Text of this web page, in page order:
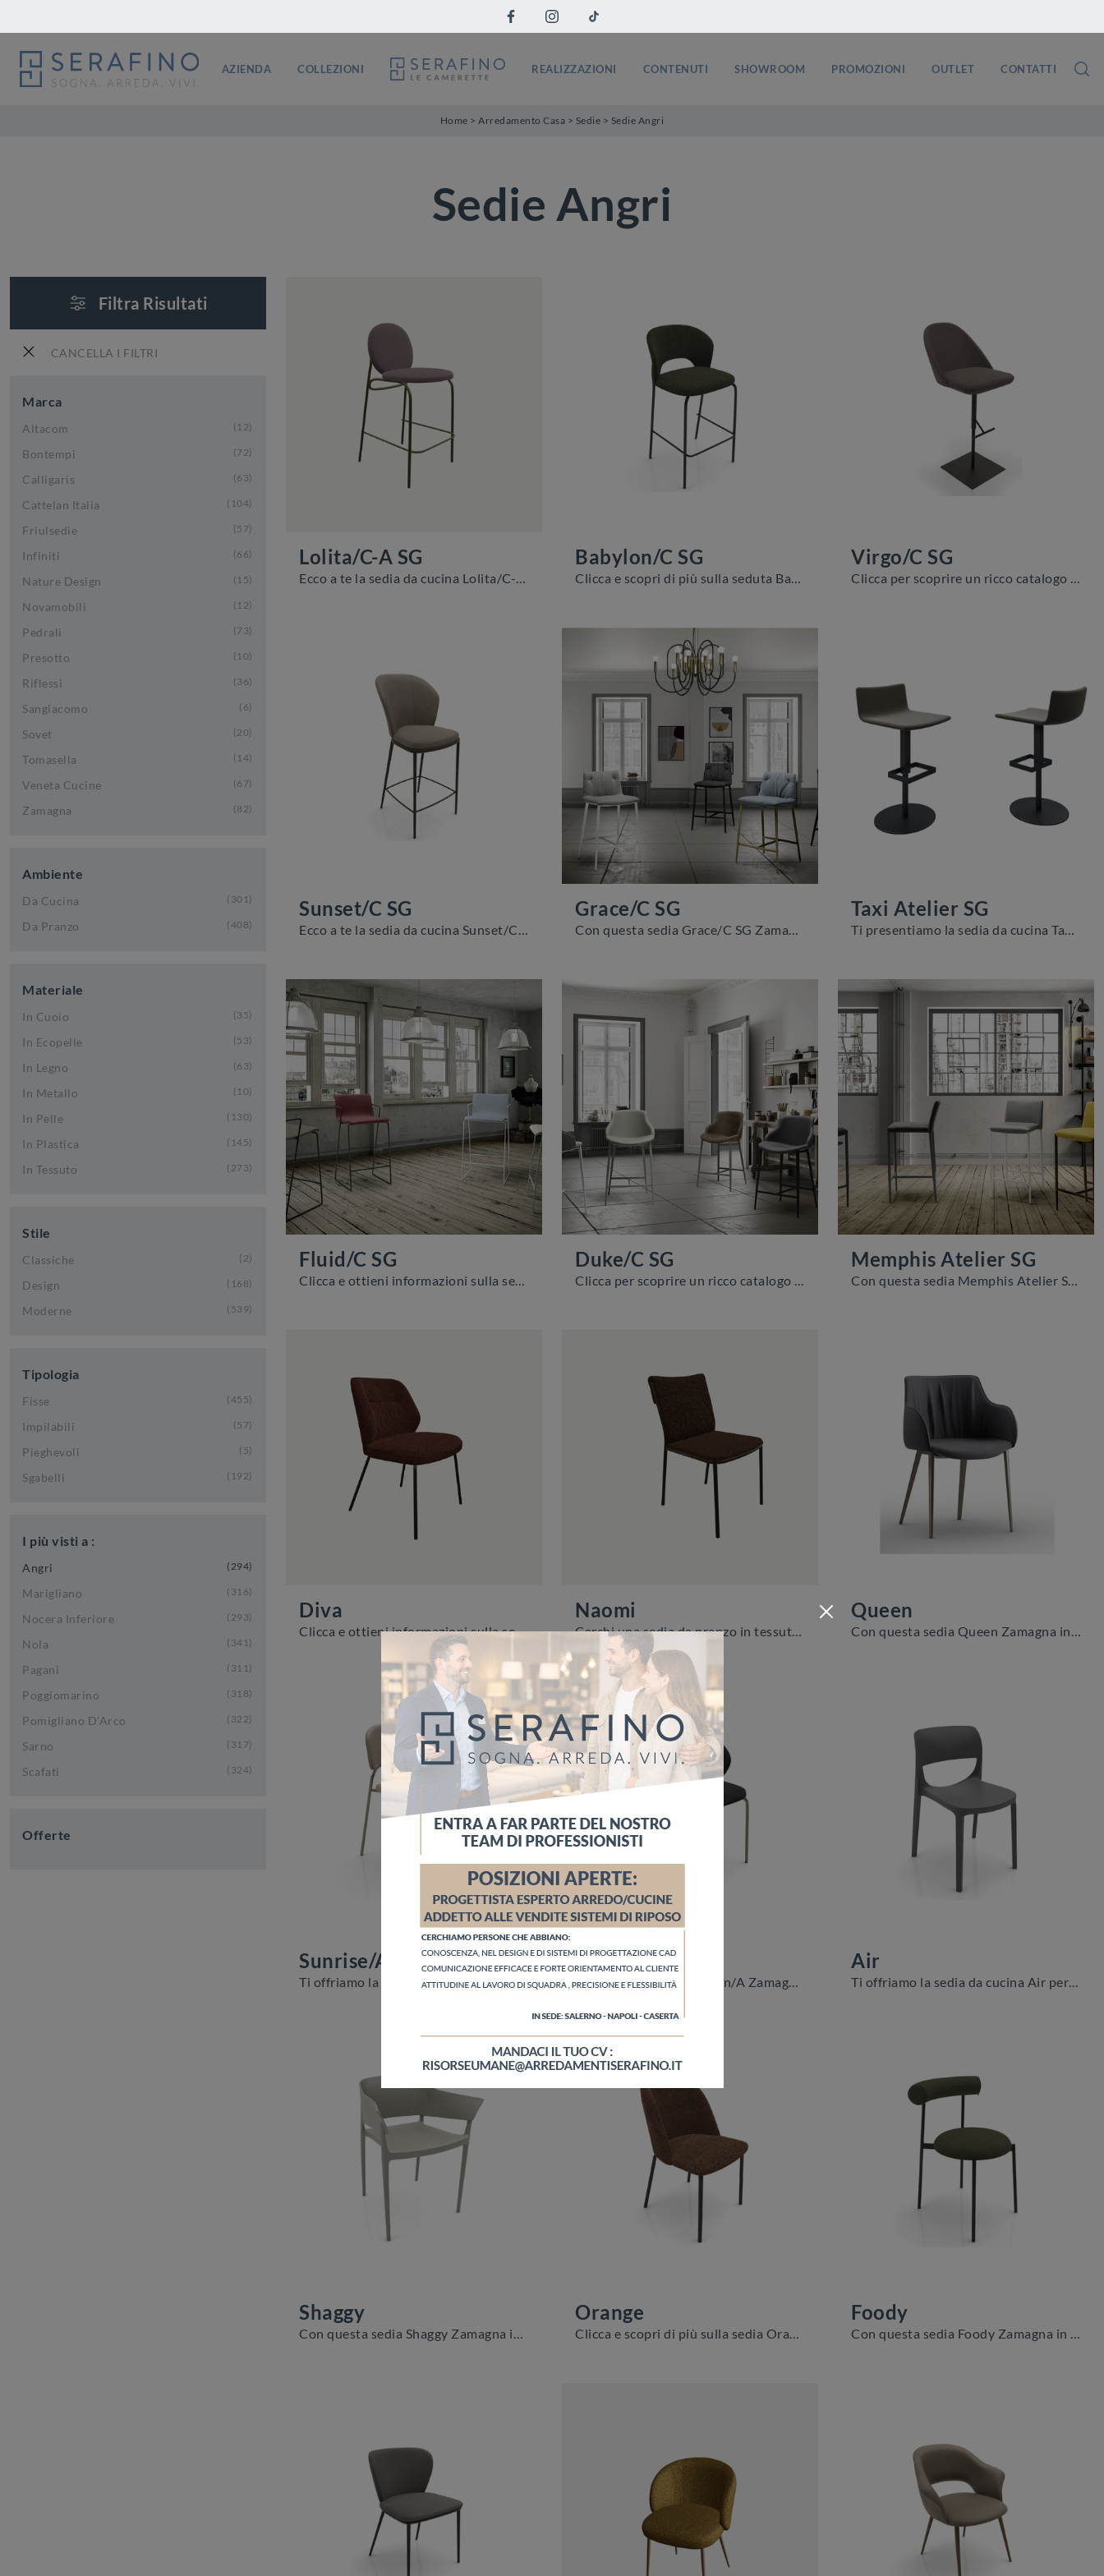
AZIENDA COLLEZIONI REALIZZAZIONI CONTENUTI SHOWROOM PROMOZIONI OUTLET CONTATTI
Home >Arredamento Casa > Sedie > Sedie Angri
Sedie Angri
Filtra Risultati
CANCELLA I FILTRI
Marca
Altacom 12
Bontempi 72
Calligaris 63
Cattelan Italia 104
Friulsedie 57
Infiniti 66
Nature Design 15
Novamobili 12
Pedrali 73
Presotto 10
Riflessi 36
Sangiacomo 6
Sovet 20
Tomasella 14
Veneta Cucine 67
Zamagna 82
Ambiente
Da Cucina 301
Da Pranzo 408
Materiale
In Cuoio 35
In Ecopelle 53
In Legno 63
In Metallo 10
In Pelle 130
In Plastica 145
In Tessuto 273
Stile
Classiche 2
Design 168
Moderne 539
Tipologia
Fisse 455
Impilabili 57
Pieghevoli 5
Sgabelli 192
I più visti a :
Angri 294
Marigliano 316
Nocera Inferiore 293
Nola 341
Pagani 311
Poggiomarino 318
Pomigliano D'Arco 322
Sarno 317
Scafati 324
Offerte
Lolita/C-A SG
Ecco a te la sedia da cucina Lolita/C-A SG per ambientazioni moderne, tra le più originali Sedie sgabelli di Zamagna.
Babylon/C SG
Clicca e scopri di più sulla seduta Babylon/C SG di Zamagna in tessuto: le più originali Sedie sgabelli moderne ti attendono.
Virgo/C SG
Clicca per scoprire un ricco catalogo di sedie sgabelli per stanze moderne: il modello Virgo/C SG di Zamagna ti attende!
Sunset/C SG Grace/C SG Taxi Atelier SG
Fluid/C SG Duke/C SG Memphis Atelier SG
Diva
Clicca e ottieni informazioni sulla seduta Diva di Zamagna in tessuto: le più esclusive Sedie fisse moderne ti attendono.
Naomi
Cerchi una sedia da pranzo in tessuto? Clicca e scopri il modello Naomi di Zamagna per completare i tuoi interni al meglio.
Queen
Con questa sedia Queen Zamagna in tessuto, una tra le nostre sedute fisse moderne, potrai arricchire i tuoi interni.
Sunrise/A
Ti offriamo la sedia da pranzo Sunrise/A per atmosfere moderne, tra le più belle Sedie fisse di Zamagna.
Babylon/A
Con questa sedia Babylon/A Zamagna in tessuto, una tra le nostre sedute fisse moderne, potrai impreziosire i tuoi locali.
Air
Ti offriamo la sedia da cucina Air per ambientazioni moderne, tra le più belle Sedie fisse di Zamagna.
Shaggy Orange Foody